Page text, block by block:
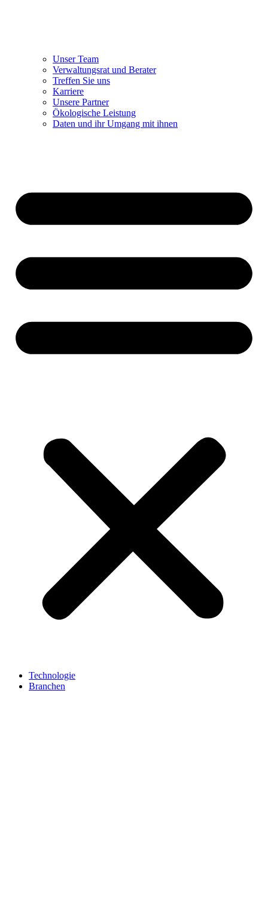
Unser Team
Verwaltungsrat und Berater
Treffen Sie uns
Karriere
Unsere Partner
Ökologische Leistung
Daten und ihr Umgang mit ihnen
Technologie
Branchen